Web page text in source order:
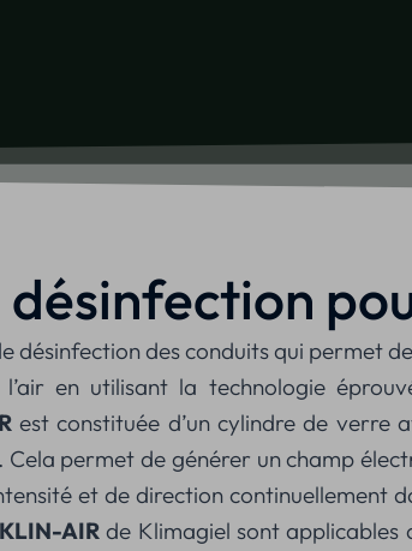
désinfection
désinfection des conduits qui permet
en utilisant la technologie
est constituée d’un cylindre de verre
permet de générer un champ
et de direction continuellement
KLIN-AIR de Klimagiel sont applicables